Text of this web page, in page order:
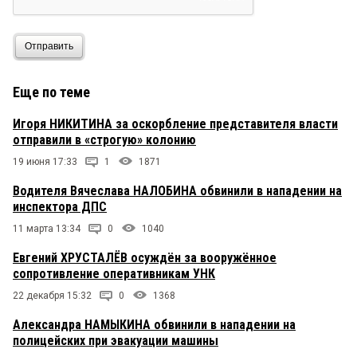
Отправить
Еще по теме
Игоря НИКИТИНА за оскорбление представителя власти
отправили в «строгую» колонию
19 июня 17:33 1 1871
Водителя Вячеслава НАЛОБИНА обвинили в нападении на
инспектора ДПС
11 марта 13:34 0 1040
Евгений ХРУСТАЛЁВ осуждён за вооружённое
сопротивление оперативникам УНК
22 декабря 15:32 0 1368
Александра НАМЫКИНА обвинили в нападении на
полицейских при эвакуации машины